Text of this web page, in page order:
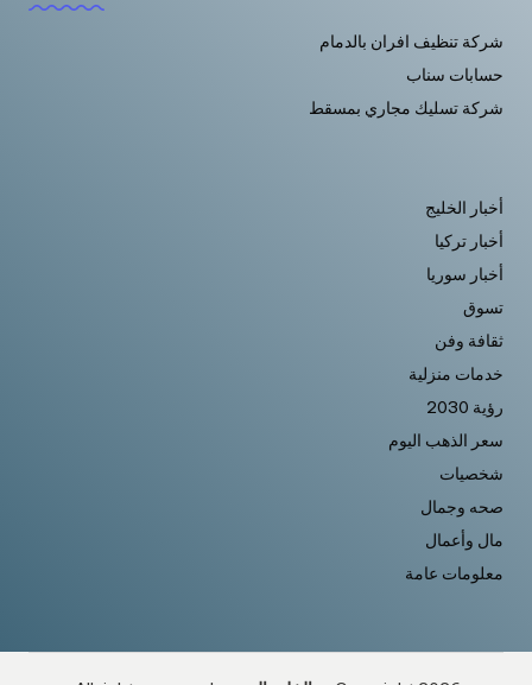
شركة تنظيف افران بالدمام
حسابات سناب
شركة تسليك مجاري بمسقط
أخبار الخليج
أخبار تركيا
أخبار سوريا
تسوق
ثقافة وفن
خدمات منزلية
رؤية 2030
سعر الذهب اليوم
شخصيات
صحه وجمال
مال وأعمال
معلومات عامة